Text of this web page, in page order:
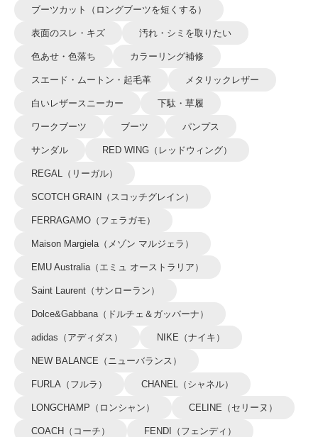
ブーツカット（ロングブーツを短くする）
表面のスレ・キズ 汚れ・シミを取りたい
色あせ・色落ち カラーリング補修
スエード・ムートン・起毛革 メタリックレザー
白いレザースニーカー 下駄・草履
ワークブーツ ブーツ パンプス
サンダル RED WING（レッドウィング）
REGAL（リーガル）
SCOTCH GRAIN（スコッチグレイン）
FERRAGAMO（フェラガモ）
Maison Margiela（メゾン マルジェラ）
EMU Australia（エミュ オーストラリア）
Saint Laurent（サンローラン）
Dolce&Gabbana（ドルチェ＆ガッバーナ）
adidas（アディダス） NIKE（ナイキ）
NEW BALANCE（ニューバランス）
FURLA（フルラ） CHANEL（シャネル）
LONGCHAMP（ロンシャン） CELINE（セリーヌ）
COACH（コーチ） FENDI（フェンディ）